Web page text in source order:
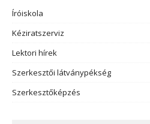
Íróiskola
Kéziratszerviz
Lektori hírek
Szerkesztői látványpékség
Szerkesztőképzés